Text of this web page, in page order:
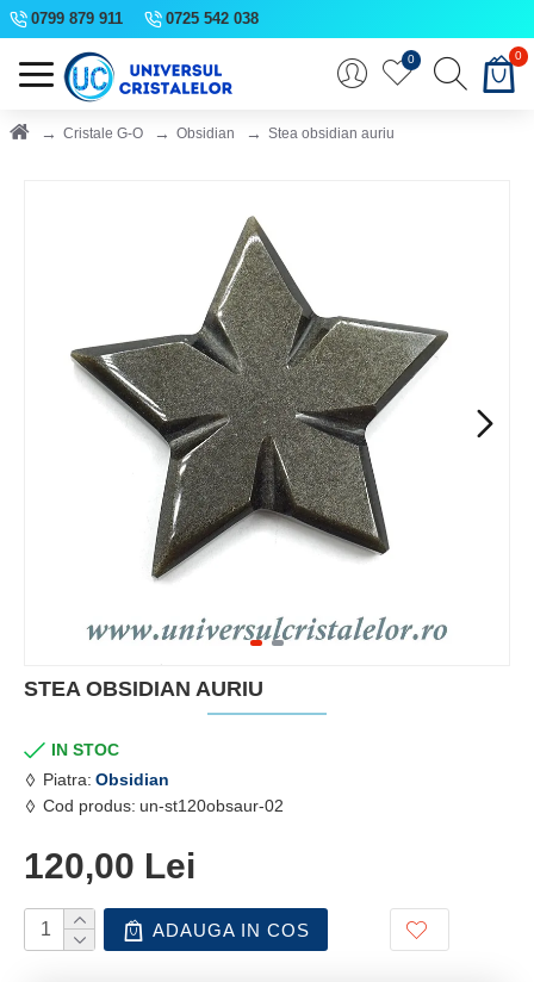
0799 879 911 0725 542 038
0 0
Cristale G-O Obsidian Stea obsidian auriu
STEA OBSIDIAN AURIU
IN STOC
Piatra: Obsidian
Cod produs: un-st120obsaur-02
120,00 Lei
ADAUGA IN COS